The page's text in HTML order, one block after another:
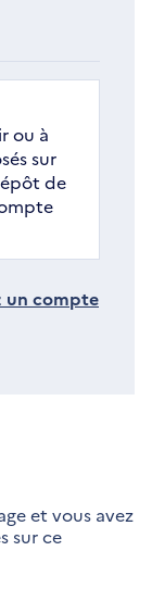
ou à
sur
de
un compte
et vous avez
sur ce